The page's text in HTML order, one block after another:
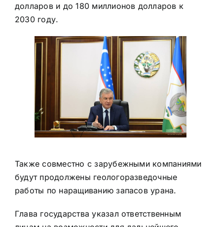
долларов и до 180 миллионов долларов к
2030 году.
Также совместно с зарубежными компаниями
будут продолжены геологоразведочные
работы по наращиванию запасов урана.
Глава государства указал ответственным